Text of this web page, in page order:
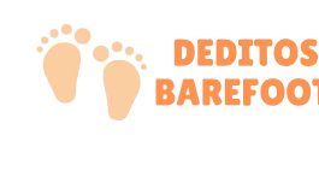
contenido